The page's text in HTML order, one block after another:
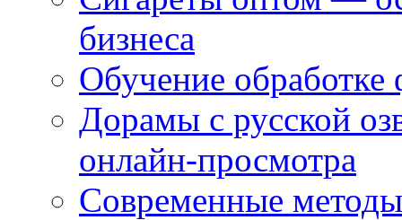
бизнеса
Обучение
Дорамы с русской
онлайн-просмотра
Современные